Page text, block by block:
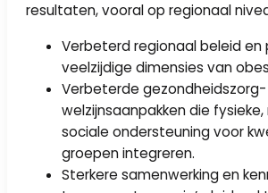
resultaten, vooral op regionaal
Verbeterd regionaal beleid en
veelzijdige dimensies van
Verbeterde
welzijnsaanpakken die
sociale ondersteuning voor
groepen integreren.
Sterkere samenwerking en